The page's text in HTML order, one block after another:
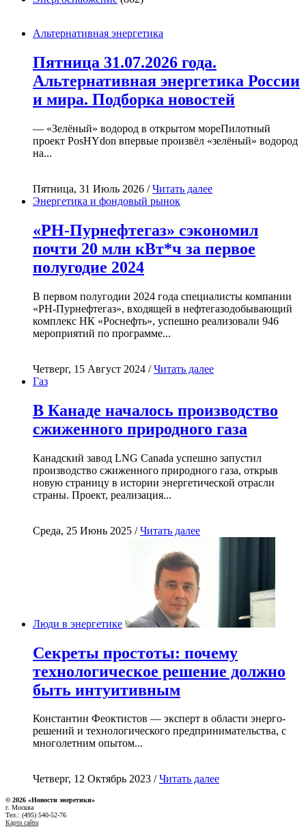
Альтернативная энергетика
Пятница 31.07.2026 года.
Альтернативная энергетика России
и мира. Подборка новостей
— «Зелёный» водород в открытом мореПилотный
проект PosHYdon впервые произвёл «зелёный» водород
на...
Пятница, 31 Июль 2026 /Читать далее
Энергетика и фондовый рынок
«РН-Пурнефтегаз» сэкономил
почти 20 млн кВт*ч за первое
полугодие 2024
В первом полугодии 2024 года специалисты компании
«РН-Пурнефтегаз», входящей в нефтегазодобывающий
комплекс НК «Роснефть», успешно реализовали 946
мероприятий по программе...
Четверг, 15 Август 2024 /Читать далее
Газ
В Канаде началось производство
сжиженного природного газа
Канадский завод LNG Canada успешно запустил
производство сжиженного природного газа, открыв
новую страницу в истории энергетической отрасли
страны. Проект, реализация...
Среда, 25 Июнь 2025 /Читать далее
Люди в энергетике
Секреты простоты: почему
технологическое решение должно
быть интуитивным
Константин Феоктистов — эксперт в области энерго-
решений и технологического предпринимательства, с
многолетним опытом...
Четверг, 12 Октябрь 2023 /Читать далее
© 2026 «Новости энеретики»
г. Москва
Тел.: (495) 540-52-76
Карта сайта